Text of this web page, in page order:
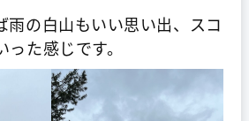
の白山もいい思い出、スコ
た感じです。